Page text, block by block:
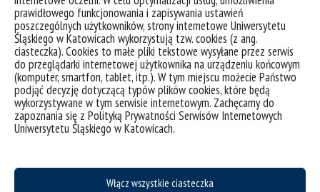
prawidłowego funkcjonowania i zapisywania ustawień
poszczególnych użytkowników, strony internetowe Uniwersytetu
Śląskiego w Katowicach wykorzystują tzw. cookies (z ang.
ciasteczka). Cookies to małe pliki tekstowe wysyłane przez serwis
do przeglądarki internetowej użytkownika na urządzeniu końcowym
(komputer, smartfon, tablet, itp.). W tym miejscu możecie Państwo
podjąć decyzję dotyczącą typów plików cookies, które będą
wykorzystywane w tym serwisie internetowym. Zachęcamy do
zapoznania się z Polityką Prywatności Serwisów Internetowych
Uniwersytetu Śląskiego w Katowicach.
Włącz wszystkie ciasteczka
Obecnie pełni funkcję Presidential Research, Scholarship and
Artistry Professor w Department of Communication na
Northern Illinois University (USA). Pracownik naukowy na
Uczelni Łazarskiego w Warszawie. Jego innowacyjne
projekty programów nauczania i metody dydaktyczne
zostały docenione licznymi nagrodami.